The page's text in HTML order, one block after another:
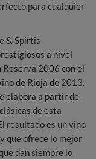
para cualquier
& Spirtis
a nivel
2006 con el
de Rioja de 2013.
elabora a partir de
de esta
resultado es un vino
que ofrece lo mejor
dan siempre lo